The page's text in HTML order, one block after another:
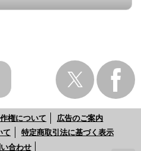
権について
広告のご案内
て
特定商取引法に基づく表示
合わせ